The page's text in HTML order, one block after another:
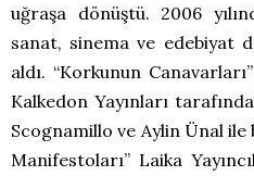
uğraşa dönüştü. 2006
sanat, sinema ve edebiyat
aldı. “Korkunun
Kalkedon Yayınları
Scognamillo ve Aylin Ünal ile
Manifestoları” Laika